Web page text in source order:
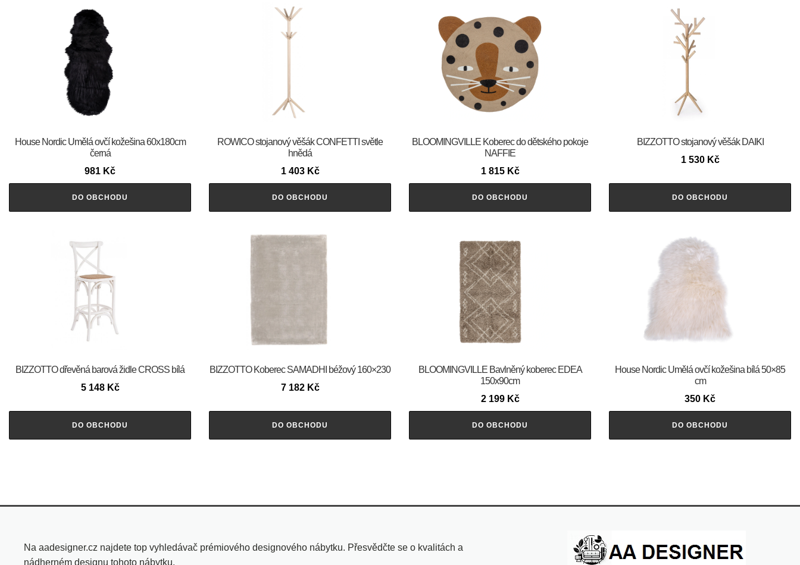
House Nordic Umělá ovčí kožešina 60x180cm
černá
981 Kč
DO OBCHODU
ROWICO stojanový věšák CONFETTI světle
hnědá
1 403 Kč
DO OBCHODU
BLOOMINGVILLE Koberec do dětského pokoje
NAFFIE
1 815 Kč
DO OBCHODU
BIZZOTTO stojanový věšák DAIKI
1 530 Kč
DO OBCHODU
BIZZOTTO dřevěná barová židle CROSS bílá
5 148 Kč
DO OBCHODU
BIZZOTTO Koberec SAMADHI béžový 160×230
7 182 Kč
DO OBCHODU
BLOOMINGVILLE Bavlněný koberec EDEA
150x90cm
2 199 Kč
DO OBCHODU
House Nordic Umělá ovčí kožešina bílá 50×85
cm
350 Kč
DO OBCHODU
Na aadesigner.cz najdete top vyhledávač prémiového designového nábytku. Přesvědčte se o kvalitách a
nádherném designu tohoto nábytku.